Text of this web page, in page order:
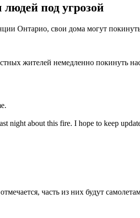
под угрозой
Онтарио, свои дома могут
жителей немедленно покинуть
night about this fire. I hope to keep
часть из них будут